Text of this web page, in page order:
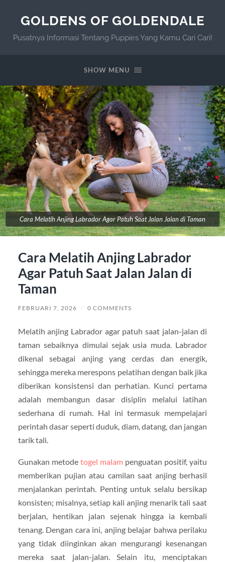
GOLDENS OF GOLDENDALE
Pusatnya Informasi Tentang Puppies Yang Kamu Cari Cari!
SHOW MENU
Cara Melatih Anjing Labrador Agar Patuh Saat Jalan Jalan di Taman
Cara Melatih Anjing Labrador
Agar Patuh Saat Jalan Jalan di
Taman
FEBRUARI 7, 2026 / 0 COMMENTS
Melatih anjing Labrador agar patuh saat jalan-jalan di
taman sebaiknya dimulai sejak usia muda. Labrador
dikenal sebagai anjing yang cerdas dan energik,
sehingga mereka merespons pelatihan dengan baik jika
diberikan konsistensi dan perhatian. Kunci pertama
adalah membangun dasar disiplin melalui latihan
sederhana di rumah. Hal ini termasuk mempelajari
perintah dasar seperti duduk, diam, datang, dan jangan
tarik tali.
Gunakan metode togel malam penguatan positif, yaitu
memberikan pujian atau camilan saat anjing berhasil
menjalankan perintah. Penting untuk selalu bersikap
konsisten; misalnya, setiap kali anjing menarik tali saat
berjalan, hentikan jalan sejenak hingga ia kembali
tenang. Dengan cara ini, anjing belajar bahwa perilaku
yang tidak diinginkan akan mengurangi kesenangan
mereka saat jalan-jalan. Selain itu, menciptakan